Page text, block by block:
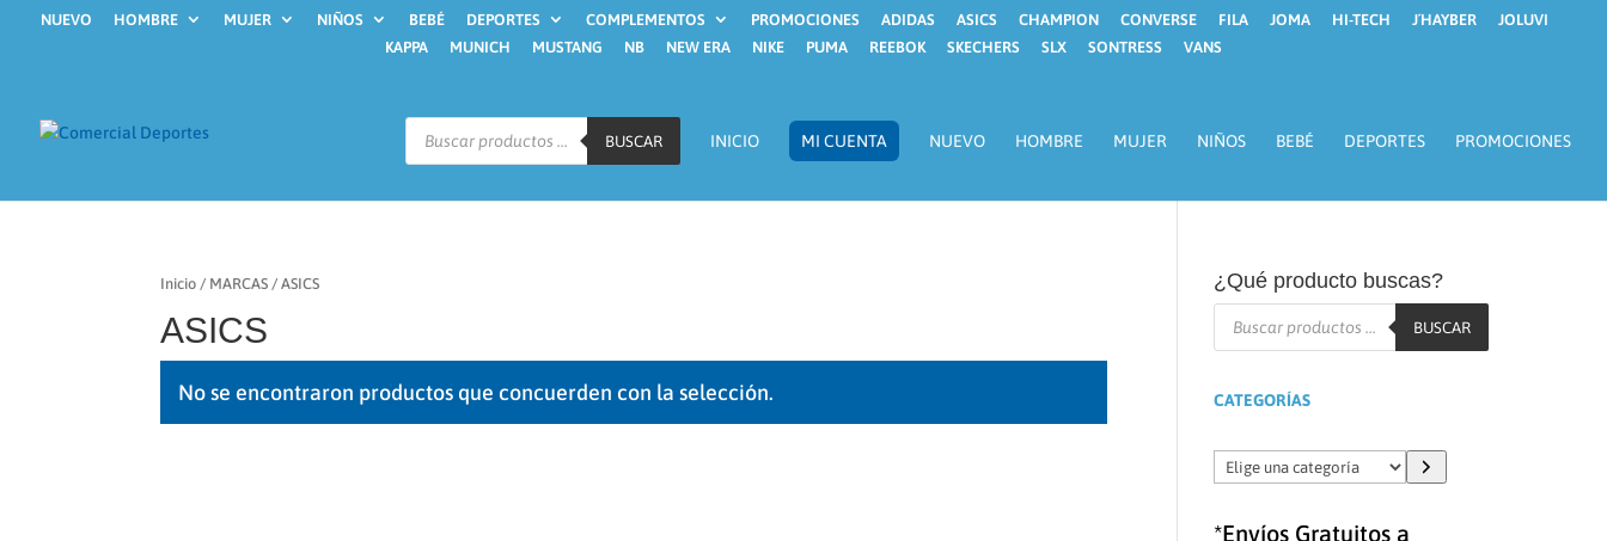
NUEVO HOMBRE MUJER NIÑOS BEBÉ DEPORTES COMPLEMENTOS PROMOCIONES ADIDAS ASICS CHAMPION CONVERSE FILA JOMA HI-TECH J´HAYBER
JOLUVI
KAPPA
MUNICH MUSTANG NB NEW ERA NIKE PUMA REEBOK SKECHERS SLX SONTRESS VANS
Búsqueda
productos
BUSCAR INICIO MI CUENTA NUEVO HOMBRE MUJER NIÑOS BEBÉ DEPORTES PROMOCIONES
Inicio / MARCAS / ASICS
ASICS
No se encontraron productos que concuerden con la selección.
¿Qué producto buscas?
Búsqueda
BUSCAR
CATEGORÍAS
Elige
una
*Envíos Gratuitos a